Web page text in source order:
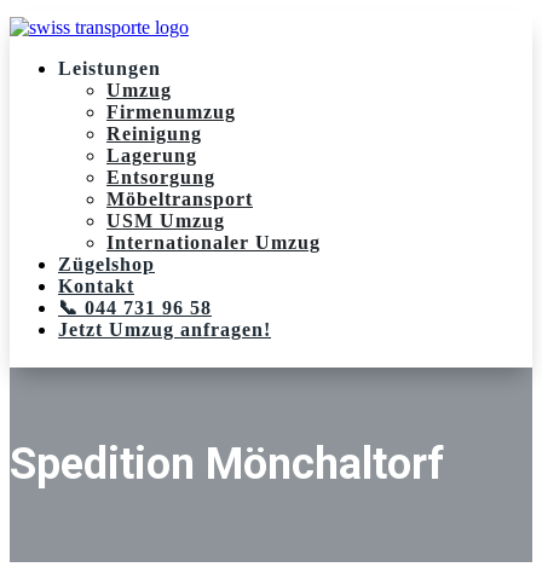
Leistungen
Umzug
Firmenumzug
Reinigung
Lagerung
Entsorgung
Möbeltransport
USM Umzug
Internationaler Umzug
Zügelshop
Kontakt
📞 044 731 96 58
Jetzt Umzug anfragen!
Spedition Mönchaltorf